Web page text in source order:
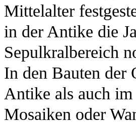
Mittelalter
in der Antike die
Sepulkralbereich
In den Bauten der
Antike als auch
Mosaiken oder